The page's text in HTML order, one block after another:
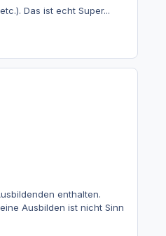
Das ist echt Super...
enthalten.
Ausbilden ist nicht Sinn